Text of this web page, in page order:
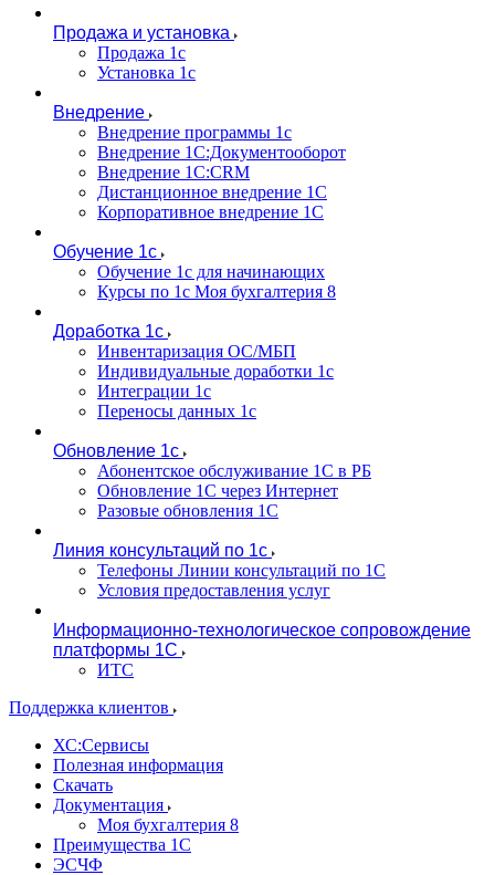
Продажа и установка
Продажа 1с
Установка 1с
Внедрение
Внедрение программы 1с
Внедрение 1С:Документооборот
Внедрение 1С:CRM
Дистанционное внедрение 1С
Корпоративное внедрение 1С
Обучение 1с
Обучение 1с для начинающих
Курсы по 1с Моя бухгалтерия 8
Доработка 1с
Инвентаризация ОС/МБП
Индивидуальные доработки 1с
Интеграции 1с
Переносы данных 1с
Обновление 1с
Абонентское обслуживание 1С в РБ
Обновление 1С через Интернет
Разовые обновления 1С
Линия консультаций по 1с
Телефоны Линии консультаций по 1С
Условия предоставления услуг
Информационно-технологическое сопровождение
платформы 1С
ИТС
Поддержка клиентов
ХС:Сервисы
Полезная информация
Скачать
Документация
Моя бухгалтерия 8
Преимущества 1С
ЭСЧФ